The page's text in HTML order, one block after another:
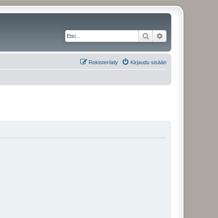
Etsi
Kirjaudu sisään
Rekisteröidy